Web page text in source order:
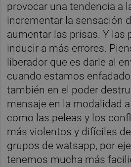
provocar una tendencia a
incrementar la sensación
aumentar las prisas. Y las
inducir a más errores.
liberador que es darle al
cuando estamos
también en el poder
mensaje en la modalidad
como las peleas y los
más violentos y difíciles
grupos de watsapp, por
tenemos mucha más